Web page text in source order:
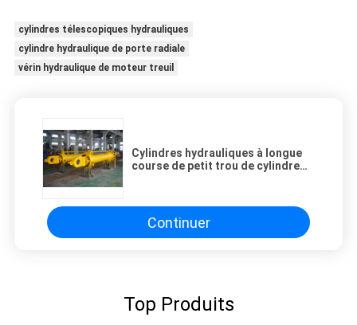
cylindres télescopiques hydrauliques
cylindre hydraulique de porte radiale
vérin hydraulique de moteur treuil
Cylindres hydrauliques à longue
course de petit trou de cylindre
Continuer
Top Produits